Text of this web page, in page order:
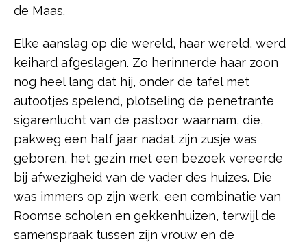
de Maas.
Elke aanslag op die wereld, haar wereld, werd
keihard afgeslagen. Zo herinnerde haar zoon
nog heel lang dat hij, onder de tafel met
autootjes spelend, plotseling de penetrante
sigarenlucht van de pastoor waarnam, die,
pakweg een half jaar nadat zijn zusje was
geboren, het gezin met een bezoek vereerde
bij afwezigheid van de vader des huizes. Die
was immers op zijn werk, een combinatie van
Roomse scholen en gekkenhuizen, terwijl de
samenspraak tussen zijn vrouw en de